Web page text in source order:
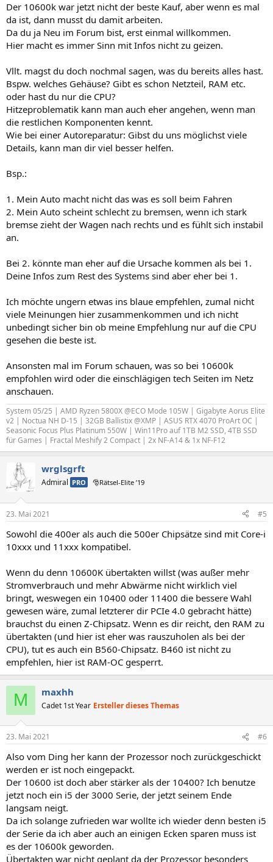
Der 10600k war jetzt nicht der beste Kauf, aber wenn es mal
da ist, dann musst du damit arbeiten.
Da du ja Neu im Forum bist, erst einmal willkommen.
Hier macht es immer Sinn mit Infos nicht zu geizen.
Vllt. magst du doch nochmal sagen, was du bereits alles hast.
Bspw. welches Gehäuse? Gibt es schon Netzteil, RAM etc.
oder hast du nur die CPU?
Hitzeproblematik kann man auch eher angehen, wenn man
die restlichen Komponenten kennt.
Wie bei einer Autoreparatur: Gibst du uns möglichst viele
Details, kann man dir viel besser helfen.
Bsp.:
1. Mein Auto macht nicht das was es soll beim Fahren
2. Mein Auto scheint schlecht zu bremsen, wenn ich stark
bremse zieht der Wagen nach rechts und es fühlt sich instabil
an.
Bei 2. könnte man eher auf die Ursache kommen als bei 1.
Deine Infos zum Rest des Systems sind aber eher bei 1.
Ich möchte ungern etwas ins blaue empfehlen, zumal nicht
viele Meinungen hier zusammenkommen und ich nicht
unbedingt sicher bin ob meine Empfehlung nur auf die CPU
gesehen die beste ist.
Ansonsten mal im Forum schauen, was so bei 10600k
empfohlen wird oder die einschlägigen tech Seiten im Netz
anschauen.
System 05/25 | AMD Ryzen 5800X @ECO Mode 105W | Gigabyte Aorus Elite
v2 | Noctua NH D-15 | 32GB Ballistix @XMP | ASUS RTX 4070 ProArt OC |
Seasonic Focus Plus Platinum 550W | Win11Pro auf 1TB M2 SSD, 4TB SSD
für Games | Fractal Meshify 2 Compact | 2x NF-A14 & 1x NF-F12
wrglsgrft
Admiral PRO 🎅Rätsel-Elite ’19
23. Mai 2021 #5
Sowohl die 400er als auch die 500er Chipsätze sind mit Core-i
10xxx und 11xxx kompatibel.
Wenn du denn 10600K übertakten willst (was außer mehr
Stromverbrauch und mehr Abwärme nicht wirklich viel
bringt, weswegen ein 10400 oder 11400 die bessere Wahl
gewesen wäre, zumal letzterer dir PCIe 4.0 gebracht hätte)
brauchst du einen Z-Chipsatz. Wenn es dir reicht, den RAM zu
übertakten (und hier ist eher was rauszuholen als bei der
CPU), tut es auch ein B560-Chipsatz. B460 ist nicht zu
empfehlen, hier ist RAM-OC gesperrt.
M maxhh
Cadet 1st Year Ersteller dieses Themas
23. Mai 2021 #6
Also vom Ding her kann der Prozessor noch zurückgeschickt
werden er ist noch eingepackt.
Der 10600 ist doch aber stärker als der 10400? Ich benutze
jetzt noch ein i5 der 3000 Serie, der jetzt seinem Ende
langsam neigt.
Da ich solange zufrieden war wollte ich wieder denn besten i5
der Serie da ich aber auch an einigen Ecken sparen muss ist
es der 10600k geworden.
Übertakten war nicht geplant da der Prozessor besonders